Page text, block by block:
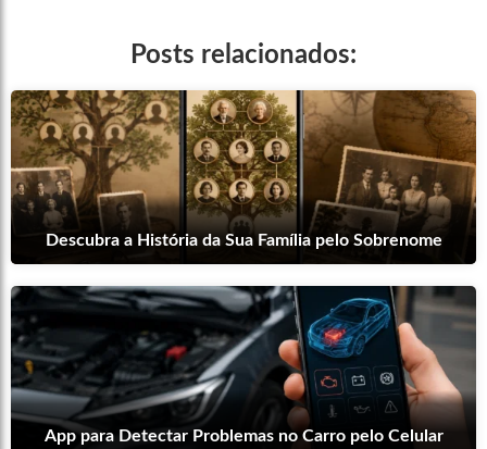
Posts relacionados:
Descubra a História da Sua Família pelo Sobrenome
App para Detectar Problemas no Carro pelo Celular